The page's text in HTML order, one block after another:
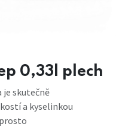
0,33l plech
je skutečně
a kyselinkou